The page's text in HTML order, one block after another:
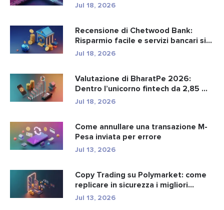
Jul 18, 2026
Recensione di Chetwood Bank:
Risparmio facile e servizi bancari si...
Jul 18, 2026
Valutazione di BharatPe 2026:
Dentro l’unicorno fintech da 2,85 ...
Jul 18, 2026
Come annullare una transazione M-
Pesa inviata per errore
Jul 13, 2026
Copy Trading su Polymarket: come
replicare in sicurezza i migliori...
Jul 13, 2026